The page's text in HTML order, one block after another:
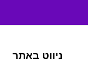
ניווט באתר